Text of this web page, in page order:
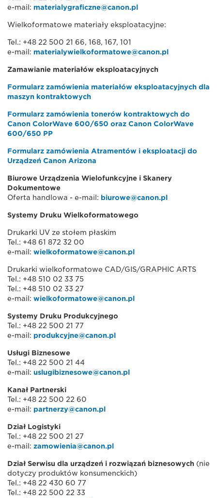
e-mail: materialygraficzne@canon.pl
Wielkoformatowe materiały eksploatacyjne:
Tel.: +48 22 500 21 66, 168, 167, 101
e-mail: materialywielkoformatowe@canon.pl
Zamawianie materiałów eksploatacyjnych
Formularz zamówienia materiałów eksploatacyjnych dla
maszyn kontraktowych
Formularz zamówienia tonerów kontraktowych do
Canon ColorWave 600/650 oraz Canon ColorWave
600/650 PP
Formularz zamówienia Atramentów i eksploatacji do
Urządzeń Canon Arizona
Biurowe Urządzenia Wielofunkcyjne i Skanery
Dokumentowe
Oferta handlowa - e-mail: biurowe@canon.pl
Systemy Druku Wielkoformatowego
Drukarki UV ze stołem płaskim
Tel.: +48 61 872 32 00
e-mail: wielkoformatowe@canon.pl
Drukarki wielkoformatowe CAD/GIS/GRAPHIC ARTS
Tel.: +48 510 02 33 75
Tel.: +48 510 02 33 27
e-mail: wielkoformatowe@canon.pl
Systemy Druku Produkcyjnego
Tel.: +48 22 500 21 77
e-mail: produkcyjne@canon.pl
Usługi Biznesowe
Tel.: +48 22 500 21 44
e-mail: uslugibiznesowe@canon.pl
Kanał Partnerski
Tel.: +48 22 500 22 60
e-mail: partnerzy@canon.pl
Dział Logistyki
Tel.: +48 22 500 21 27
e-mail: zamowienia@canon.pl
Dział Serwisu dla urządzeń i rozwiązań biznesowych (nie
dotyczy produktów konsumenckich)
Tel.: +48 22 430 60 77
Tel.: +48 22 500 22 33